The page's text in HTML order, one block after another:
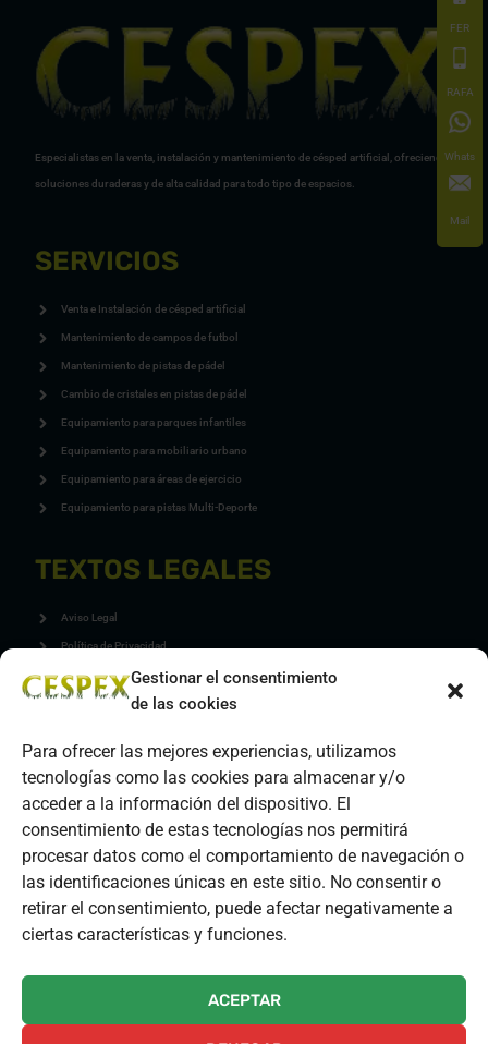
Gestionar el consentimiento
de las cookies
Para ofrecer las mejores experiencias, utilizamos
tecnologías como las cookies para almacenar y/o
acceder a la información del dispositivo. El
consentimiento de estas tecnologías nos permitirá
procesar datos como el comportamiento de navegación o
las identificaciones únicas en este sitio. No consentir o
retirar el consentimiento, puede afectar negativamente a
ciertas características y funciones.
ACEPTAR
Especialistas en la venta, instalación y mantenimiento de césped artificial, ofreciendo
soluciones duraderas y de alta calidad para todo tipo de espacios.
SERVICIOS
Venta e Instalación de césped artificial
Mantenimiento de campos de futbol
Mantenimiento de pistas de pádel
Cambio de cristales en pistas de pádel
Equipamiento para parques infantiles
Equipamiento para mobiliario urbano
Equipamiento para áreas de ejercicio
Equipamiento para pistas Multi-Deporte
TEXTOS LEGALES
Aviso Legal
Política de Privacidad
Política de Cookies
Política de Calidad y Medio Ambiente
GESTIONAR COOKIES
CONTACTO
C. Huesca, 16, 06800 Mérida, Badajoz
Mail: info@cespex.com
Telefono: 615 83 21 38
FER
RAFA
Whats
Mail